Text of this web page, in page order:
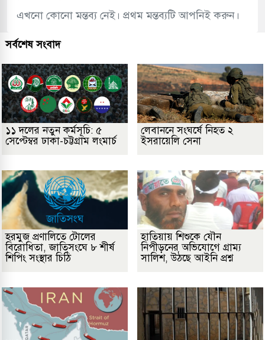
এখনো কোনো মন্তব্য নেই। প্রথম মন্তব্যটি আপনিই করুন।
সর্বশেষ সংবাদ
১১ দলের নতুন কর্মসূচি: ৫
সেপ্টেম্বর ঢাকা-চট্টগ্রাম লংমার্চ
লেবাননে সংঘর্ষে নিহত ২
ইসরায়েলি সেনা
হরমুজ প্রণালিতে টোলের
বিরোধিতা, জাতিসংঘে ৮ শীর্ষ
শিপিং সংস্থার চিঠি
হাতিয়ায় শিশুকে যৌন
নিপীড়নের অভিযোগে গ্রাম্য
সালিশ, উঠছে আইনি প্রশ্ন